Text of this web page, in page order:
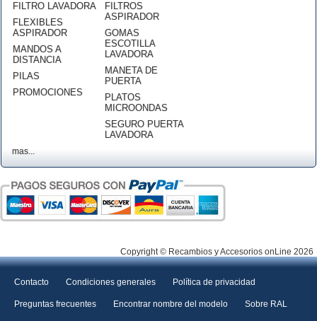
FILTRO LAVADORA
FLEXIBLES
ASPIRADOR
MANDOS A
DISTANCIA
PILAS
PROMOCIONES
FILTROS
ASPIRADOR
GOMAS
ESCOTILLA
LAVADORA
MANETA DE
PUERTA
PLATOS
MICROONDAS
SEGURO PUERTA
LAVADORA
mas...
Copyright © Recambios y Accesorios onLine 2026
Contacto Condiciones generales Política de privacidad
Preguntas frecuentes Encontrar nombre del modelo Sobre RAL